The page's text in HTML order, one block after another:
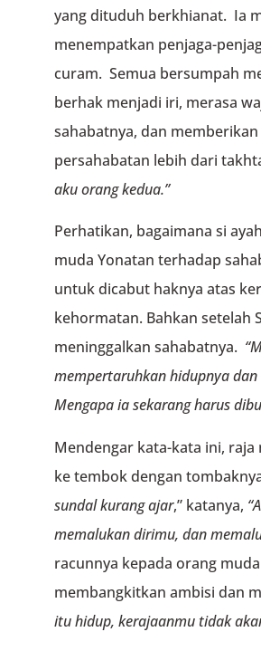
yang dituduh berkhianat. Ia
menempatkan penjaga-
curam. Semua bersumpah
berhak menjadi iri, merasa
sahabatnya, dan
persahabatan lebih dari
aku orang kedua.”
Perhatikan, bagaimana si
muda Yonatan terhadap
untuk dicabut haknya atas
kehormatan. Bahkan setelah
meninggalkan sahabatnya.
mempertaruhkan hidupnyadan
Mengapa ia sekarang harus
Mendengar kata-kata ini,
ke tembok dengan
sundal kurang ajar,” katanya,
memalukan dirimu, dan
racunnya kepada orang
membangkitkan ambisi dan
itu hidup, kerajaanmu tidak